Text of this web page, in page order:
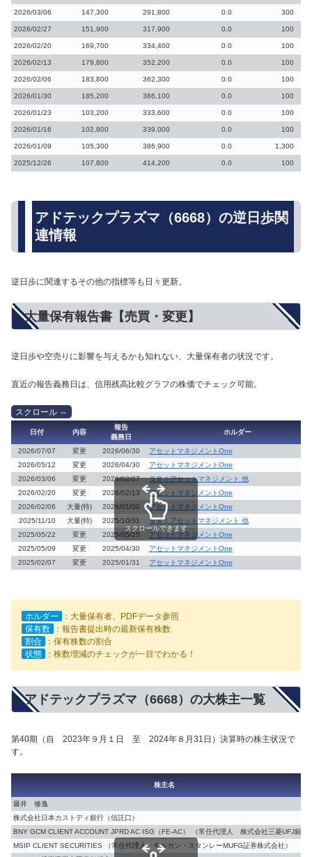
2026/03/06 147,300 291,800 0.0 300
2026/02/27 151,900 317,900 0.0 100
2026/02/20 169,700 334,400 0.0 100
2026/02/13 179,800 352,200 0.0 100
2026/02/06 183,800 362,300 0.0 100
2026/01/30 185,200 386,100 0.0 100
2026/01/23 103,200 333,600 0.0 100
2026/01/16 102,800 339,000 0.0 100
2026/01/09 105,300 386,900 0.0 1,300
2025/12/26 107,800 414,200 0.0 100
アドテックプラズマ（6668）の逆日歩関
連情報
逆日歩に関連するその他の指標等も日々更新。
大量保有報告書【売買・変更】
逆日歩や空売りに影響を与えるかも知れない、大量保有者の状況です。
直近の報告義務日は、信用残高比較グラフの株価でチェック可能。
日付 内容
報告
義務日
ホルダー
2026/07/07 変更 2026/06/30
アセットマネジメントOne
2026/05/12
変更 2026/04/30
アセットマネジメントOne
2026/03/06
変更 2026/02/27
ＳＢＩアセットマネジメント 他
2026/02/20
変更 2026/02/13
アセットマネジメントOne
2026/02/06
大量(特) 2026/01/30
アセットマネジメントOne
2025/11/10
大量(特) 2025/10/31
ＳＢＩアセットマネジメント 他
2025/05/22
変更 2025/05/15
アセットマネジメントOne
2025/05/09
変更 2025/04/30
アセットマネジメントOne
2025/02/07
変更 2025/01/31 アセットマネジメントOne
スクロールできます
ホルダー
：大量保有者、PDFデータ参照
保有数
：報告書提出時の最新保有株数
割合
：保有株数の割合
状態
：株数増減のチェックが一目でわかる！
アドテックプラズマ（6668）の大株主一覧
第40期（自 2023年９月１日 至 2024年８月31日）決算時の株主状況で
す。
株主名
藤井 修逸
株式会社日本カストディ銀行（信託口）
BNY GCM CLIENT ACCOUNT JPRD AC ISG（FE-AC） （常任代理人 株式会社三菱UFJ銀行
MSIP CLIENT SECURITIES （常任代理人 モルガン・スタンレーMUFG証券株式会社）